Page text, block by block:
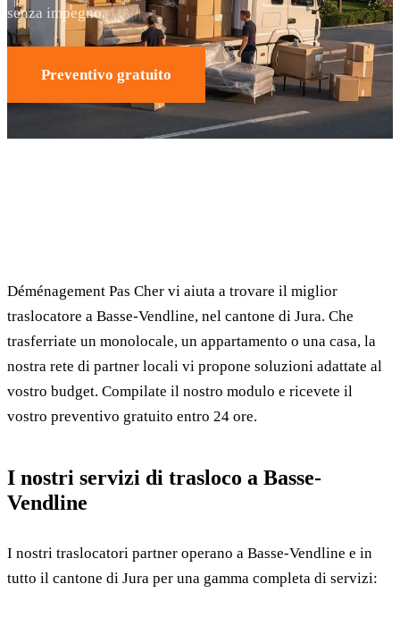
senza impegno.
Preventivo gratuito
Déménagement Pas Cher vi aiuta a trovare il miglior
traslocatore a Basse-Vendline, nel cantone di Jura. Che
trasferriate un monolocale, un appartamento o una casa, la
nostra rete di partner locali vi propone soluzioni adattate al
vostro budget. Compilate il nostro modulo e ricevete il
vostro preventivo gratuito entro 24 ore.
I nostri servizi di trasloco a Basse-
Vendline
I nostri traslocatori partner operano a Basse-Vendline e in
tutto il cantone di Jura per una gamma completa di servizi: